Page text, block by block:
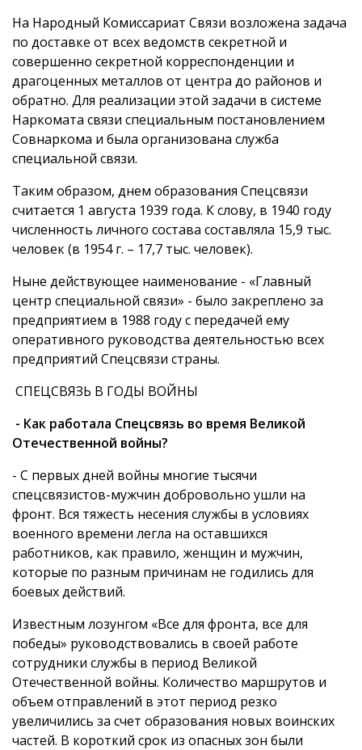
На Народный Комиссариат Связи возложена задача
по доставке от всех ведомств секретной и
совершенно секретной корреспонденции и
драгоценных металлов от центра до районов и
обратно. Для реализации этой задачи в системе
Наркомата связи специальным постановлением
Совнаркома и была организована служба
специальной связи.
Таким образом, днем образования Спецсвязи
считается 1 августа 1939 года. К слову, в 1940 году
численность личного состава составляла 15,9 тыс.
человек (в 1954 г. – 17,7 тыс. человек).
Ныне действующее наименование - «Главный
центр специальной связи» - было закреплено за
предприятием в 1988 году с передачей ему
оперативного руководства деятельностью всех
предприятий Спецсвязи страны.
СПЕЦСВЯЗЬ В ГОДЫ ВОЙНЫ
- Как работала Спецсвязь во время Великой
Отечественной войны?
- С первых дней войны многие тысячи
спецсвязистов-мужчин добровольно ушли на
фронт. Вся тяжесть несения службы в условиях
военного времени легла на оставшихся
работников, как правило, женщин и мужчин,
которые по разным причинам не годились для
боевых действий.
Известным лозунгом «Все для фронта, все для
победы» руководствовались в своей работе
сотрудники службы в период Великой
Отечественной войны. Количество маршрутов и
объем отправлений в этот период резко
увеличились за счет образования новых воинских
частей. В короткий срок из опасных зон были